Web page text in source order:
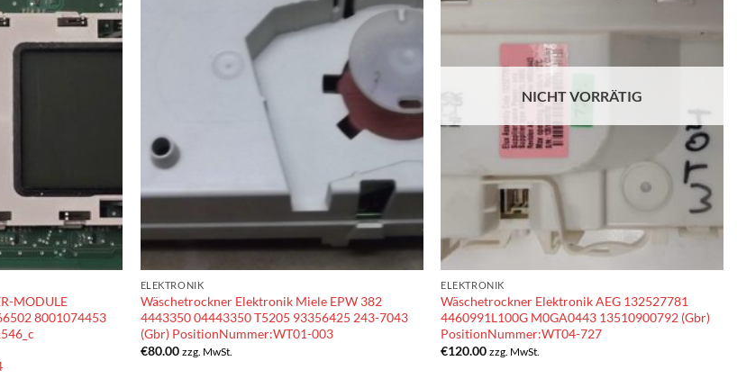
MODULE
8001074453
ELEKTRONIK
Wäschetrockner Elektronik Miele EPW 382
4443350 04443350 T5205 93356425 243-7043
(Gbr) PositionNummer:WT01-003
€80.00 zzg. MwSt.
NICHT VORRÄTIG
ELEKTRONIK
Wäschetrockner Elektronik AEG 132527781
4460991L100G M0GA0443 13510900792 (Gbr)
PositionNummer:WT04-727
€120.00 zzg. MwSt.